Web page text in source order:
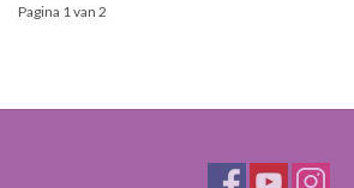
Pagina 1 van 2